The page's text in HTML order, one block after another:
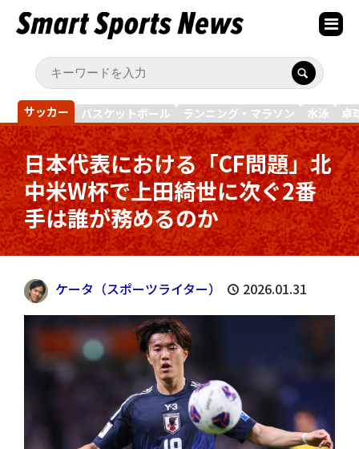
サッカー バスケットボール ランニング・マラソン 水泳 卓
日本代表における「CF問題」北
中米W杯で上田綺世に次ぐ2番
手は誰が務めるのか
ケータ（スポーツライター） 2026.01.31